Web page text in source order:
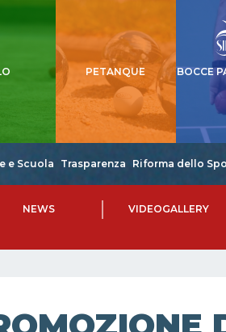
PETANQUE BOCCE
e Scuola Trasparenza Riforma dello
NEWS VIDEOGALLERY